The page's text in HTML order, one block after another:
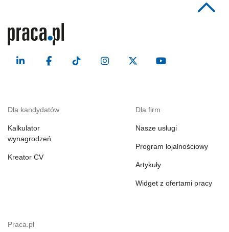
Dla kandydatów
Kalkulator
wynagrodzeń
Kreator CV
Dla firm
Nasze usługi
Program lojalnościowy
Artykuły
Widget z ofertami pracy
Praca.pl